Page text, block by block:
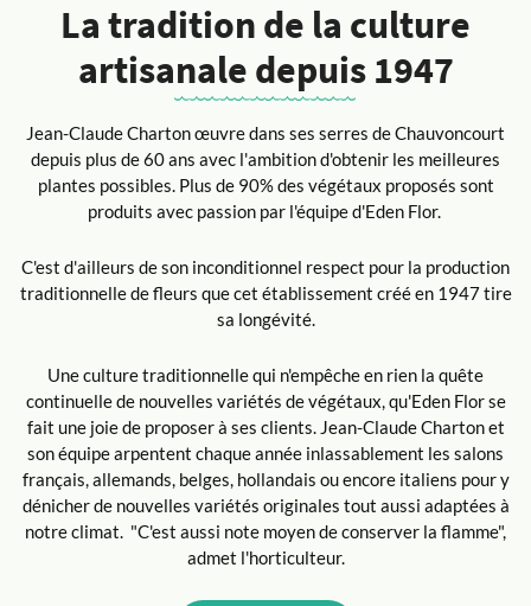
La tradition de la culture
artisanale depuis 1947
Jean-Claude Charton œuvre dans ses serres de Chauvoncourt
depuis plus de 60 ans avec l'ambition d'obtenir les meilleures
plantes possibles. Plus de 90% des végétaux proposés sont
produits avec passion par l'équipe d'Eden Flor.
C'est d'ailleurs de son inconditionnel respect pour la production
traditionnelle de fleurs que cet établissement créé en 1947 tire
sa longévité.
Une culture traditionnelle qui n'empêche en rien la quête
continuelle de nouvelles variétés de végétaux, qu'Eden Flor se
fait une joie de proposer à ses clients. Jean-Claude Charton et
son équipe arpentent chaque année inlassablement les salons
français, allemands, belges, hollandais ou encore italiens pour y
dénicher de nouvelles variétés originales tout aussi adaptées à
notre climat. "C'est aussi note moyen de conserver la flamme",
admet l'horticulteur.